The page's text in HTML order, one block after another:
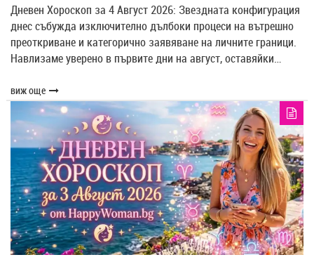
Дневен Хороскоп за 4 Август 2026: Звездната конфигурация
днес събужда изключително дълбоки процеси на вътрешно
преоткриване и категорично заявяване на личните граници.
Навлизаме уверено в първите дни на август, оставяйки…
виж още